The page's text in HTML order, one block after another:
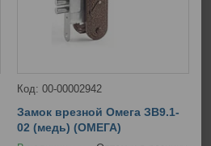
00-00002942
Замок врезной Омега ЗВ9.1-
02 (медь) (ОМЕГА)